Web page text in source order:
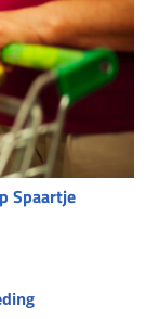
Spaartje